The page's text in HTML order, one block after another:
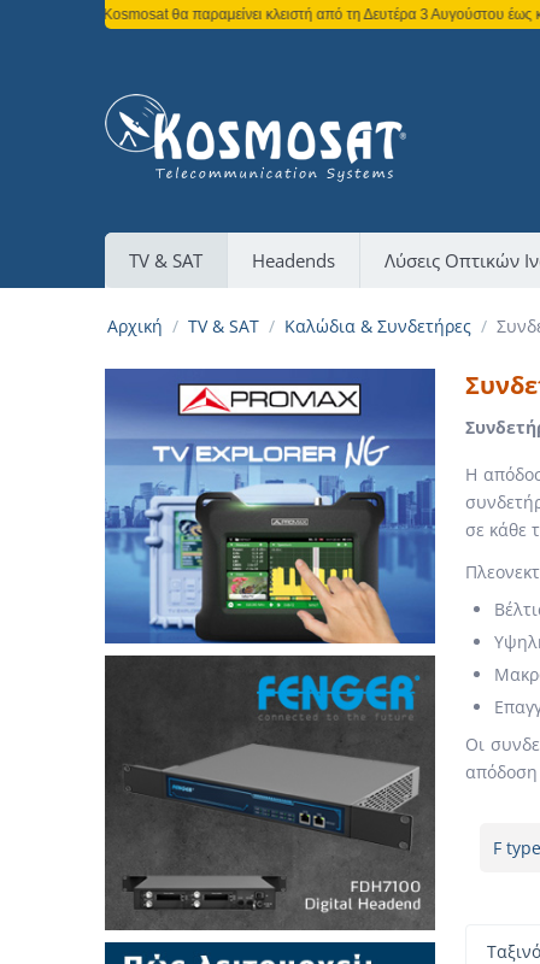
η Kosmosat θα παραμείνει κλειστή από τη Δευτέρα 3 Αυγούστου έως και την
TV & SAT Headends Λύσεις Οπτικών
Αρχική / TV & SAT / Καλώδια & Συνδετήρες /
Η
σε κάθε
Οι
απόδοση
F type